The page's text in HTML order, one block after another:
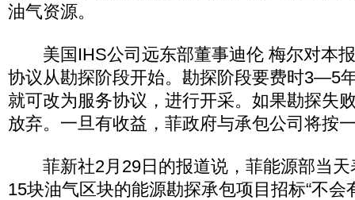
油气资源。
美国IHS公司远东部董事迪伦 梅尔对本报
协议从勘探阶段开始。勘探阶段要费时3―5
就可改为服务协议，进行开采。如果勘探失
放弃。一旦有收益，菲政府与承包公司将按
菲新社2月29日的报道说，菲能源部当天
15块油气区块的能源勘探承包项目招标“不会